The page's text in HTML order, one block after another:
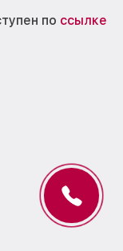
по ссылке